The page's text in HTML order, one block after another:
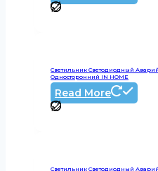
Светильник Светодиодный
Односторонний IN HOME
Read More
Светильник Светодиодный